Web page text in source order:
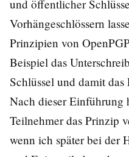
und öffentlicher
Vorhängeschlössern
Prinzipien von
Beispiel das
Schlüssel und damit
Nach dieser Einführung
Teilnehmer das Prinzip
wenn ich später bei der